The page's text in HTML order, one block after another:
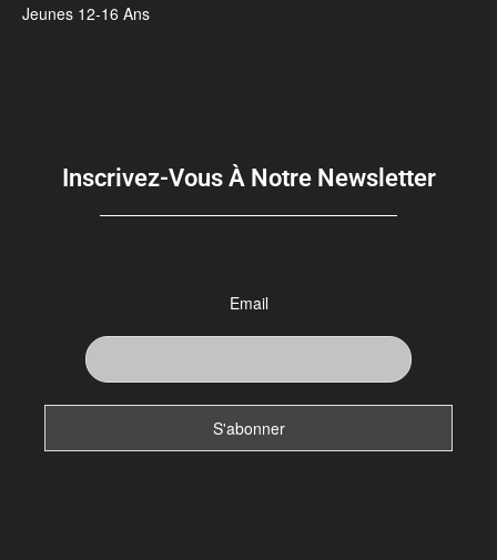
Jeunes 12-16 Ans
Inscrivez-Vous À Notre Newsletter
Email